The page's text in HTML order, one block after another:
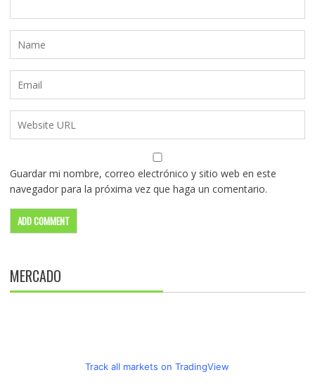
Guardar mi nombre, correo electrónico y sitio web en este
navegador para la próxima vez que haga un comentario.
MERCADO
Track all markets on TradingView